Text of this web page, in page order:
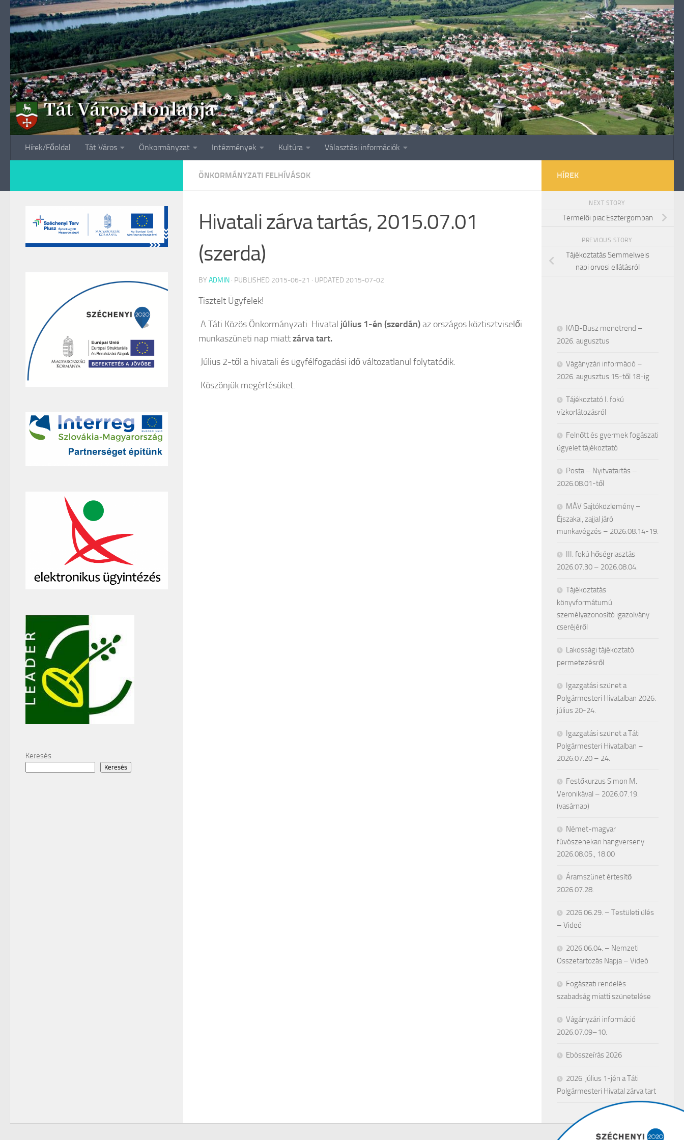
Skip to content
Hírek/Főoldal Tát Város Önkormányzat Intézmények Kultúra Választási információk
ÖNKORMÁNYZATI FELHÍVÁSOK
Hivatali zárva tartás, 2015.07.01
(szerda)
BY ADMIN · PUBLISHED 2015-06-21 · UPDATED 2015-07-02
Tisztelt Ügyfelek!
A Táti Közös Önkormányzati Hivatal július 1-én (szerdán)az országos köztisztviselői
munkaszüneti nap miattzárva tart.
Július 2-től a hivatali és ügyfélfogadási idő változatlanul folytatódik.
Köszönjük megértésüket.
Keresés
Keresés
HÍREK
NEXT STORY
Termelői piac Esztergomban
PREVIOUS STORY
Tájékoztatás Semmelweis
napi orvosi ellátásról
KAB-Busz menetrend –
2026. augusztus
Vágányzári információ –
2026. augusztus 15-től 18-ig
Tájékoztató I. fokú
vízkorlátozásról
Felnőtt és gyermek fogászati
ügyelet tájékoztató
Posta – Nyitvatartás –
2026.08.01-től
MÁV Sajtóközlemény –
Éjszakai, zajjal járó
munkavégzés – 2026.08.14-19.
III. fokú hőségriasztás
2026.07.30 – 2026.08.04.
Tájékoztatás
könyvformátumú
személyazonosító igazolvány
cseréjéről
Lakossági tájékoztató
permetezésről
Igazgatási szünet a
Polgármesteri Hivatalban 2026.
július 20-24.
Igazgatási szünet a Táti
Polgármesteri Hivatalban –
2026.07.20 – 24.
Festőkurzus Simon M.
Veronikával – 2026.07.19.
(vasárnap)
Német-magyar
fúvószenekari hangverseny
2026.08.05., 18.00
Áramszünet értesítő
2026.07.28.
2026.06.29. – Testületi ülés
– Videó
2026.06.04. – Nemzeti
Összetartozás Napja – Videó
Fogászati rendelés
szabadság miatti szünetelése
Vágányzári információ
2026.07.09–10.
Ebösszeírás 2026
2026. július 1-jén a Táti
Polgármesteri Hivatal zárva tart